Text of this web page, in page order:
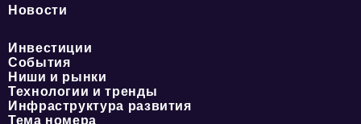
Новости
Инвестиции
События
Ниши и рынки
Технологии и тренды
Инфраструктура развития
Тема номера